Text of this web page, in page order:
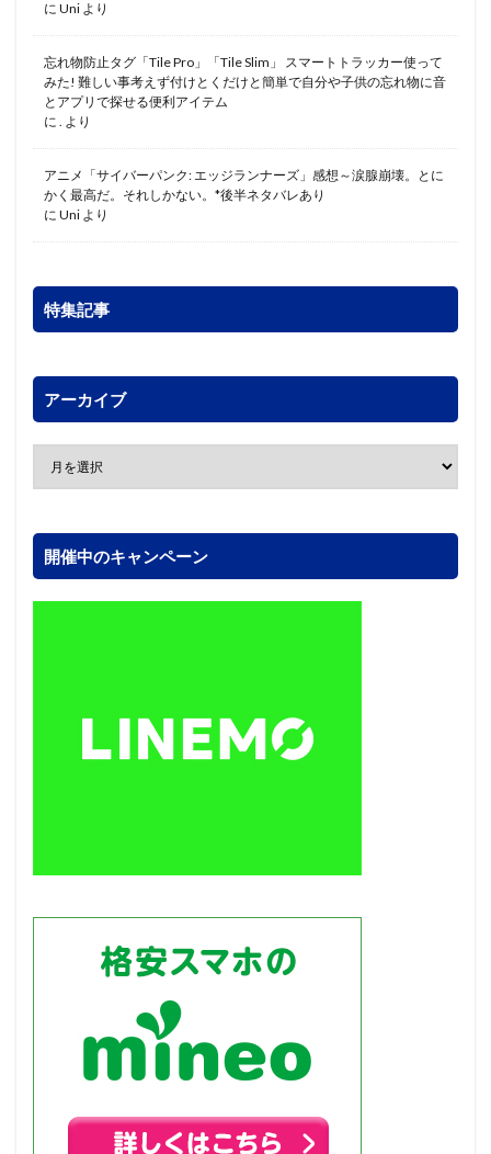
に Uni より
忘れ物防止タグ「Tile Pro」「Tile Slim」 スマートトラッカー使って
みた! 難しい事考えず付けとくだけと簡単で自分や子供の忘れ物に音
とアプリで探せる便利アイテム
に . より
アニメ「サイバーパンク: エッジランナーズ」感想～涙腺崩壊。とに
かく最高だ。それしかない。*後半ネタバレあり
に Uni より
特集記事
アーカイブ
開催中のキャンペーン